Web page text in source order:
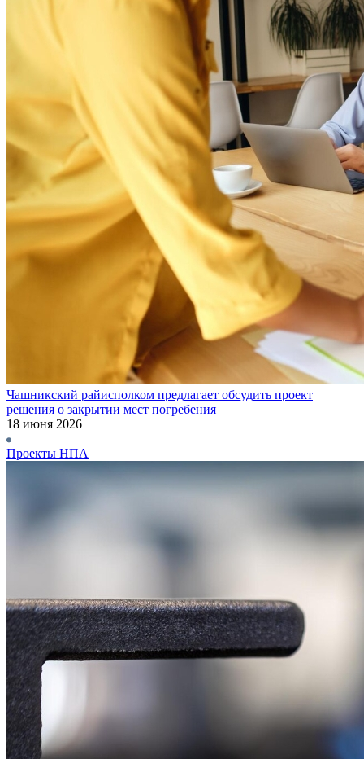
Чашникский райисполком предлагает обсудить проект
решения о закрытии мест погребения
18 июня 2026
Проекты НПА